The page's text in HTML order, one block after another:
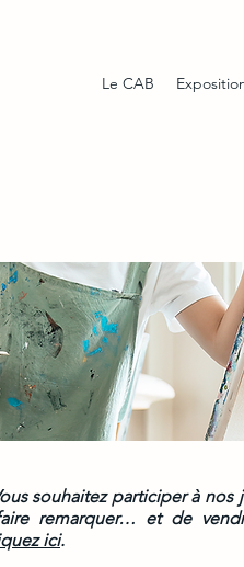
Le CAB
souhaitez participer à nos
remarquer… et de
ici.